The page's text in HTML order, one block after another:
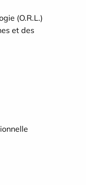
(O.R.L.)
et des